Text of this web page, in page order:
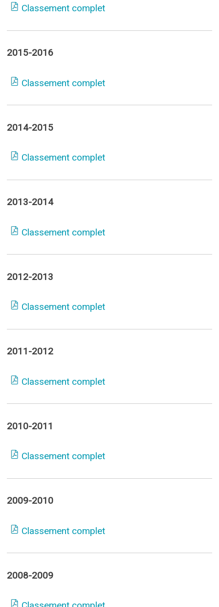
Classement complet
2015-2016
Classement complet
2014-2015
Classement complet
2013-2014
Classement complet
2012-2013
Classement complet
2011-2012
Classement complet
2010-2011
Classement complet
2009-2010
Classement complet
2008-2009